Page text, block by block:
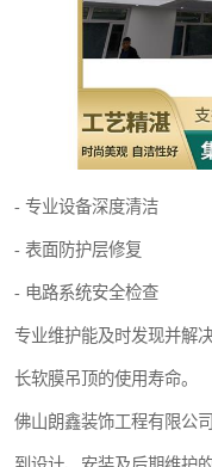
- 专业设备深度清洁
- 表面防护层修复
- 电路系统安全检查
专业维护能及时发现并解
长软膜吊顶的使用寿命。
佛山朗鑫装饰工程有限公